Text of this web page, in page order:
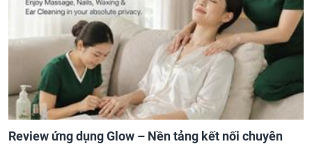
Review ứng dụng Glow – Nền tảng kết nối chuyên